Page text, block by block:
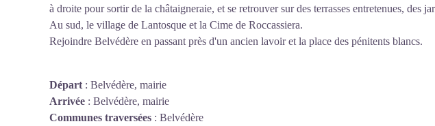
à droite pour sortir de la châtaigneraie, et se retrouver sur des terrasses entretenues, des
Au sud, le village de Lantosque et la Cime de Roccassiera.
Rejoindre Belvédère en passant près d'un ancien lavoir et la place des pénitents blancs.
Départ : Belvédère, mairie
Arrivée : Belvédère, mairie
Communes traversées : Belvédère